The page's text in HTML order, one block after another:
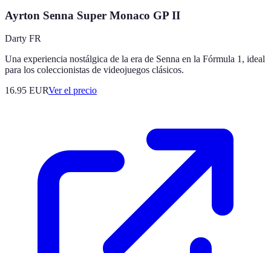
Ayrton Senna Super Monaco GP II
Darty FR
Una experiencia nostálgica de la era de Senna en la Fórmula 1, ideal
para los coleccionistas de videojuegos clásicos.
16.95 EURVer el precio